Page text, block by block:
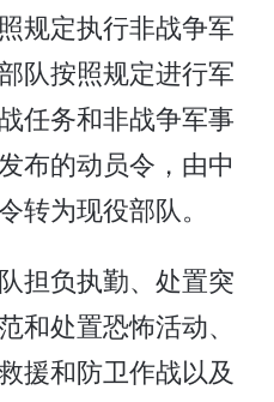
规定执行非战争军
队按照规定进行军
任务和非战争军事
布的动员令，由中
转为现役部队。
担负执勤、处置突
和处置恐怖活动、
援和防卫作战以及